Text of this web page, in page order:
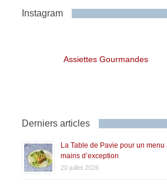
Instagram
Assiettes Gourmandes
Derniers articles
La Table de Pavie pour un menu
mains d’exception
20 juillet 2026